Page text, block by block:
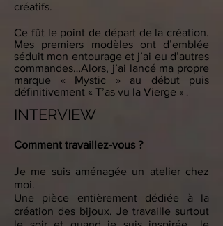
créatifs.
Ce fût le point de départ de la création.
Mes premiers modèles ont d’emblée
séduit mon entourage et j’ai eu d’autres
commandes…Alors, j’ai lancé ma propre
marque « Mystic » au début puis
définitivement « T’as vu la Vierge « .
INTERVIEW
Comment travaillez-vous ?
Je me suis aménagée un atelier chez
moi.
Une pièce entièrement dédiée à la
création des bijoux. Je travaille surtout